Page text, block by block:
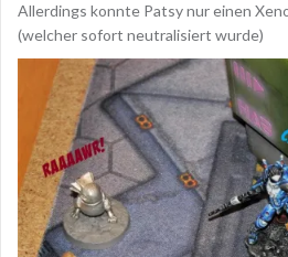
Allerdings konnte Patsy nur einen
(welcher sofort neutralisiert wurde)